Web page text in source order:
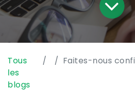
Tous
les
blogs
Faites-nous confiance pour le